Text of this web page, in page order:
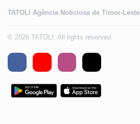
TATOLI Agência Noticiosa de Timor-Leste
© 2026 TATOLI. All rights reserved.